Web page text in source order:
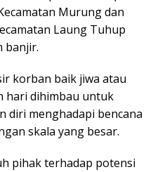
Murung dan
Laung Tuhup
banjir.
korban baik jiwa atau
hari dihimbau untuk
diri menghadapi bencana
skala yang besar.
pihak terhadap potensi